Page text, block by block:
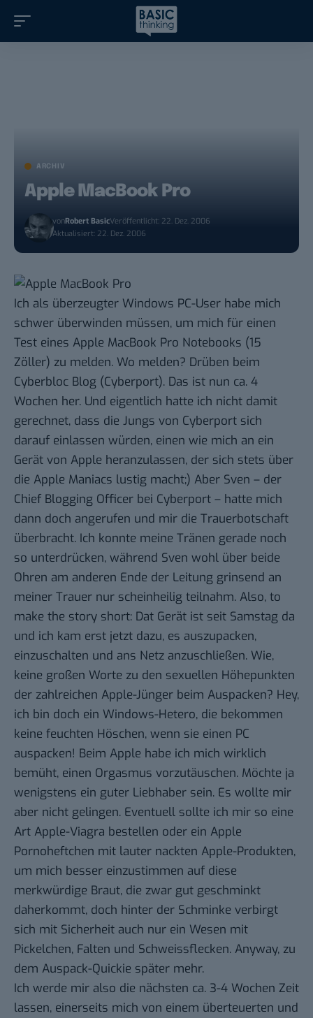
ARCHIV
Apple MacBook Pro
vonRobert BasicVeröffentlicht: 22. Dez. 2006
Aktualisiert: 22. Dez. 2006
Ich als überzeugter Windows PC-User habe mich
schwer überwinden müssen, um mich für einen
Test eines Apple MacBook Pro Notebooks (15
Zöller) zu melden. Wo melden? Drüben beim
Cyberbloc Blog (Cyberport). Das ist nun ca. 4
Wochen her. Und eigentlich hatte ich nicht damit
gerechnet, dass die Jungs von Cyberport sich
darauf einlassen würden, einen wie mich an ein
Gerät von Apple heranzulassen, der sich stets über
die Apple Maniacs lustig macht;) Aber Sven – der
Chief Blogging Officer bei Cyberport – hatte mich
dann doch angerufen und mir die Trauerbotschaft
überbracht. Ich konnte meine Tränen gerade noch
so unterdrücken, während Sven wohl über beide
Ohren am anderen Ende der Leitung grinsend an
meiner Trauer nur scheinheilig teilnahm. Also, to
make the story short: Dat Gerät ist seit Samstag da
und ich kam erst jetzt dazu, es auszupacken,
einzuschalten und ans Netz anzuschließen. Wie,
keine großen Worte zu den sexuellen Höhepunkten
der zahlreichen Apple-Jünger beim Auspacken? Hey,
ich bin doch ein Windows-Hetero, die bekommen
keine feuchten Höschen, wenn sie einen PC
auspacken! Beim Apple habe ich mich wirklich
bemüht, einen Orgasmus vorzutäuschen. Möchte ja
wenigstens ein guter Liebhaber sein. Es wollte mir
aber nicht gelingen. Eventuell sollte ich mir so eine
Art Apple-Viagra bestellen oder ein Apple
Pornoheftchen mit lauter nackten Apple-Produkten,
um mich besser einzustimmen auf diese
merkwürdige Braut, die zwar gut geschminkt
daherkommt, doch hinter der Schminke verbirgt
sich mit Sicherheit auch nur ein Wesen mit
Pickelchen, Falten und Schweissflecken. Anyway, zu
dem Auspack-Quickie später mehr.
Ich werde mir also die nächsten ca. 3-4 Wochen Zeit
lassen, einerseits mich von einem überteuerten und